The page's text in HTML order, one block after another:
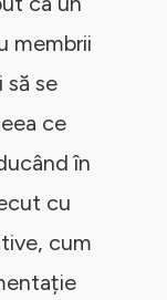
membrii
să se
ce
în
cu
cum